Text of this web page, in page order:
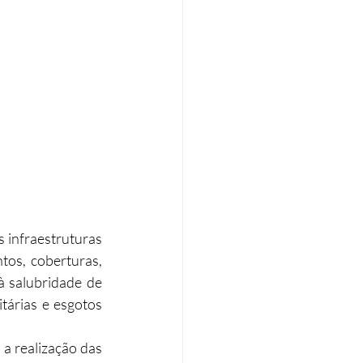
infraestruturas
coberturas,
salubridade de
e esgotos
realização das